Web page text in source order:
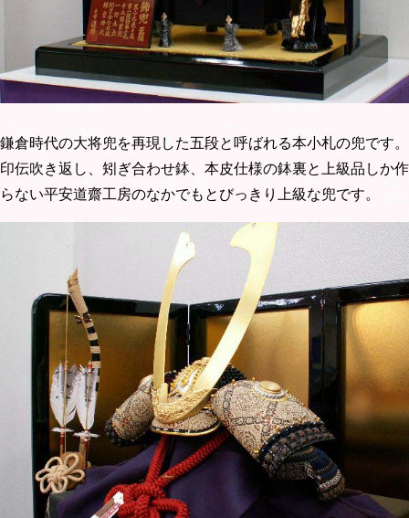
鎌倉時代の大将兜を再現した五段と呼ばれる本小札の兜です。
印伝吹き返し、矧ぎ合わせ鉢、本皮仕様の鉢裏と上級品しか作
らない平安道齋工房のなかでもとびっきり上級な兜です。